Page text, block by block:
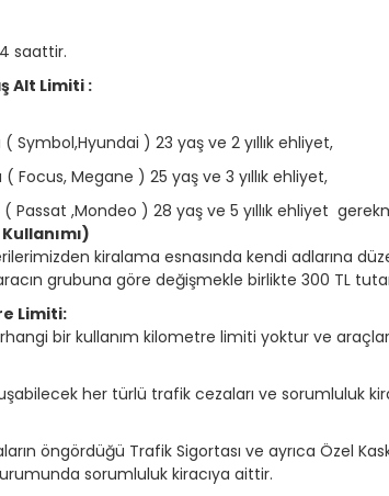
saattir.
Alt Limiti :
Symbol,Hyundai ) 23 yaş ve 2 yıllık ehliyet,
Focus, Megane ) 25 yaş ve 3 yıllık ehliyet,
Passat ,Mondeo ) 28 yaş ve 5 yıllık ehliyet
kiralama esnasında kendi adlarına
aracın grubuna göre değişmekle birlikte 300 TL
Limiti:
bir kullanım kilometre limiti yoktur ve araçlar
her türlü trafik cezaları ve sorumluluk
öngördüğü Trafik Sigortası ve ayrıca Özel
sorumluluk kiracıya aittir.